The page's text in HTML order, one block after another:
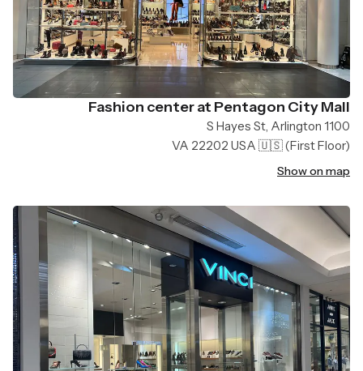
Fashion center at Pentagon City Mall
1100 S Hayes St, Arlington
VA 22202 USA 🇺🇸(First Floor)
Show on map